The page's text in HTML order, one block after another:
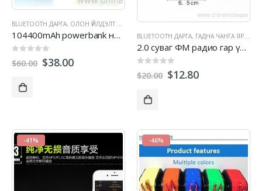
BLUETOOTH ДАРГА, ОЛОН ҮЙЛДЭЛТ ЯРИГЧ ,ГАДНА ЧАНГА ЯРИГЧ
104400mAh powerbank нь э Супер басс зөөврийн ус нэвтрүүлдэггүй Bluetooth дарга
$60.00 $38.00
BLUETOOTH ДАРГА, ГАДНА ЧАНГА ЯРИГЧ
2.0 суваг ФМ радио гар үнэ төлбөргүй дуудлагаар нь ус нэвтэрдэггүй BT чанга яригч дэмждэг
$20.00 $12.80
-41% -46%